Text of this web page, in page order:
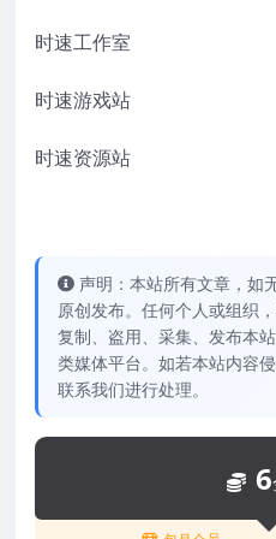
时速工作室
时速游戏站
时速资源站
声明：本站所有文章，如
原创发布。任何个人或组织
复制、盗用、采集、发布本
类媒体平台。如若本站内容
联系我们进行处理。
6